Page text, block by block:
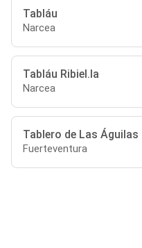
Tabláu
Narcea
Tabláu Ribiel.la
Narcea
Tablero de Las Águilas
Fuerteventura